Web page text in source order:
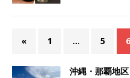
« 1 … 5 6
沖縄・那覇地